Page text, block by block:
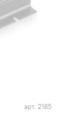
арт. 2185